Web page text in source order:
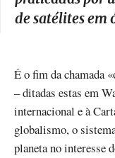
de satélites em
É o fim da chamada
– ditadas estas em
internacional e à
globalismo, o
planeta no interesse